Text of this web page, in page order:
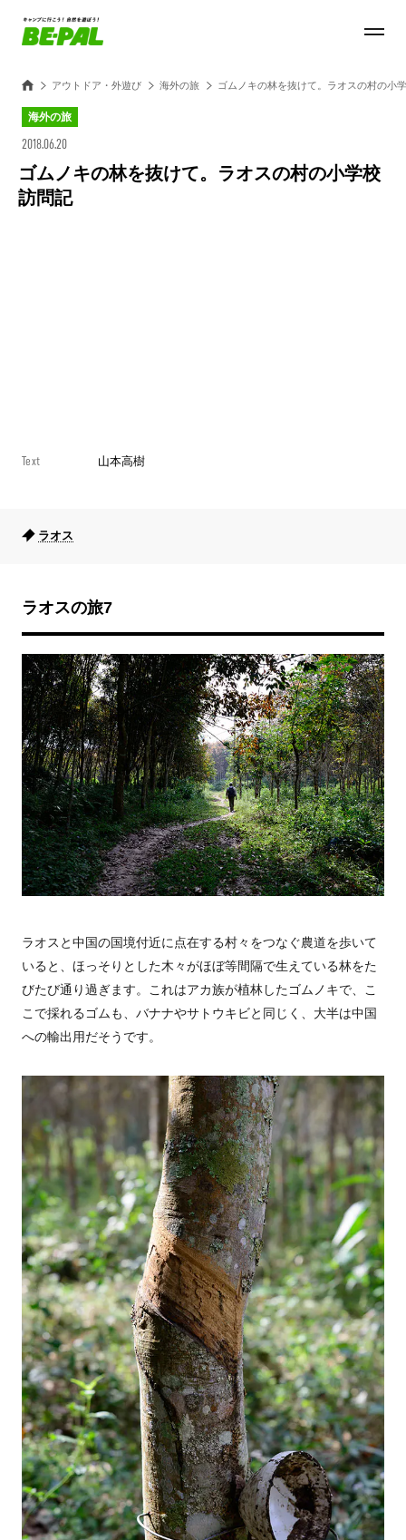
アウトドア・外遊び 海外の旅 ゴムノキの林を抜けて。ラオスの村の小
海外の旅
2018.06.20
ゴムノキの林を抜けて。ラオスの村の小学校
訪問記
Text 山本高樹
ラオス
ラオスの旅7
ラオスと中国の国境付近に点在する村々をつなぐ農道を歩いて
いると、ほっそりとした木々がほぼ等間隔で生えている林をた
びたび通り過ぎます。これはアカ族が植林したゴムノキで、こ
こで採れるゴムも、バナナやサトウキビと同じく、大半は中国
への輸出用だそうです。